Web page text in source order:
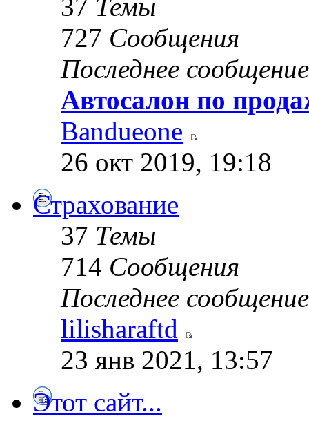
37 Темы
727 Сообщения
Последнее сообщение
Автосалон по
Bandueone
26 окт 2019, 19:18
Страхование
37 Темы
714 Сообщения
Последнее сообщение
lilisharaftd
23 янв 2021, 13:57
Этот сайт...